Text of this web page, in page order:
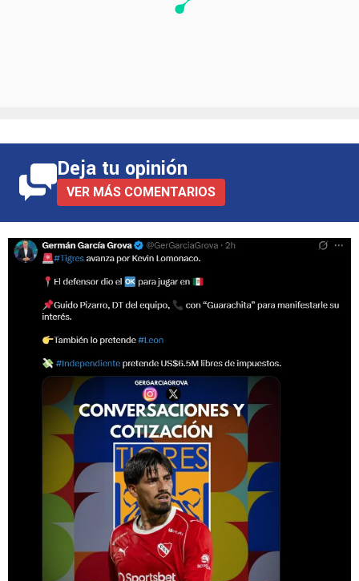
Deja tu opinión
VER MÁS COMENTARIOS